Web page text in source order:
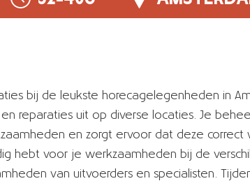
bij de leukste horecagelegenheden in
reparaties uit op diverse locaties. Je
en zorgt ervoor dat deze correct
hebt voor je werkzaamheden bij de
van uitvoerders en specialisten.